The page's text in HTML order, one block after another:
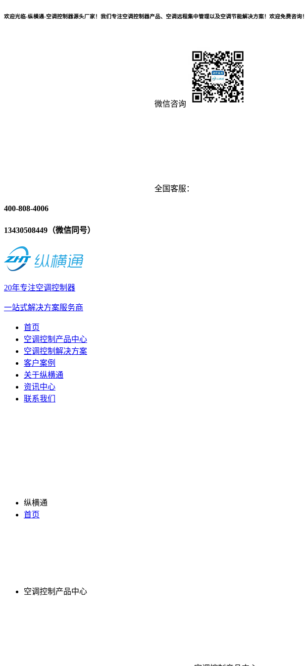
欢迎光临-纵横通-空调控制器源头厂家！我们专注空调控制器产品、空调远程集中管理以及空调节能解决方案！欢迎免费咨询！
微信咨询
全国客服：
400-808-4006
13430508449（微信同号）
20年专注空调控制器
一站式解决方案服务商
首页
空调控制产品中心
空调控制解决方案
客户案例
关于纵横通
资讯中心
联系我们
纵横通
首页
空调控制产品中心